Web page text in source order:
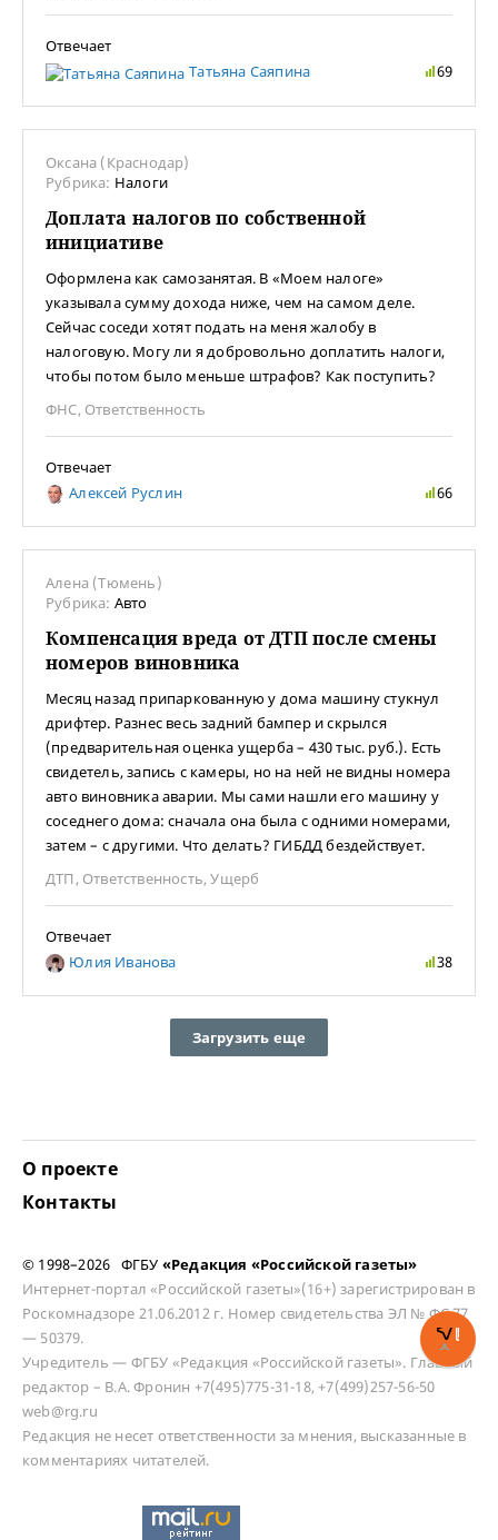
Отвечает
Татьяна Саяпина
69
Оксана (Краснодар)
Рубрика: Налоги
Доплата налогов по собственной
инициативе
Оформлена как самозанятая. В «Моем налоге»
указывала сумму дохода ниже, чем на самом деле.
Сейчас соседи хотят подать на меня жалобу в
налоговую. Могу ли я добровольно доплатить налоги,
чтобы потом было меньше штрафов? Как поступить?
ФНС, Ответственность
Отвечает
Алексей Руслин
66
Алена (Тюмень)
Рубрика: Авто
Компенсация вреда от ДТП после смены
номеров виновника
Месяц назад припаркованную у дома машину стукнул
дрифтер. Разнес весь задний бампер и скрылся
(предварительная оценка ущерба – 430 тыс. руб.). Есть
свидетель, запись с камеры, но на ней не видны номера
авто виновника аварии. Мы сами нашли его машину у
соседнего дома: сначала она была с одними номерами,
затем – с другими. Что делать? ГИБДД бездействует.
ДТП, Ответственность,Ущерб
Отвечает
Юлия Иванова
38
Загрузить еще
О проекте
Контакты
© 1998–2026 ФГБУ «Редакция «Российской газеты»
Интернет-портал «Российской газеты»(16+) зарегистрирован в
Роскомнадзоре 21.06.2012 г. Номер свидетельства ЭЛ № ФС 77
— 50379.
Учредитель — ФГБУ «Редакция «Российской газеты». Главный
редактор – В.А. Фронин +7(495)775-31-18, +7(499)257-56-50
web@rg.ru
Редакция не несет ответственности за мнения, высказанные в
комментариях читателей.